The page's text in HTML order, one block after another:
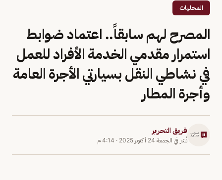
المحليات
المصرح لهم سابقاً.. اعتماد ضوابط
استمرار مقدمي الخدمة الأفراد للعمل
في نشاطي النقل بسيارتي الأجرة العامة
وأجرة المطار
فريق التحرير
نُشر في الجمعة 24 أكتوبر 2025 · 4:14 م